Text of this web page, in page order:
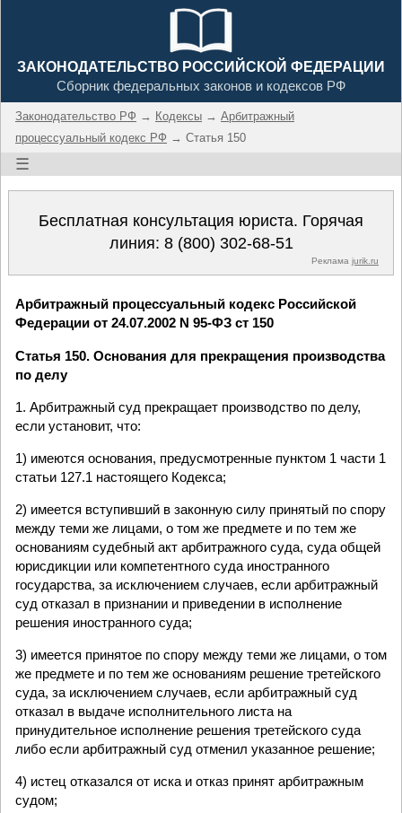
ЗАКОНОДАТЕЛЬСТВО РОССИЙСКОЙ ФЕДЕРАЦИИ
Сборник федеральных законов и кодексов РФ
Законодательство РФ → Кодексы → Арбитражный
процессуальный кодекс РФ → Статья 150
☰
Бесплатная консультация юриста. Горячая
линия: 8 (800) 302-68-51
Реклама jurik.ru
Арбитражный процессуальный кодекс Российской
Федерации от 24.07.2002 N 95-ФЗ ст 150
Статья 150. Основания для прекращения производства
по делу
1. Арбитражный суд прекращает производство по делу,
если установит, что:
1) имеются основания, предусмотренные пунктом 1 части 1
статьи 127.1 настоящего Кодекса;
2) имеется вступивший в законную силу принятый по спору
между теми же лицами, о том же предмете и по тем же
основаниям судебный акт арбитражного суда, суда общей
юрисдикции или компетентного суда иностранного
государства, за исключением случаев, если арбитражный
суд отказал в признании и приведении в исполнение
решения иностранного суда;
3) имеется принятое по спору между теми же лицами, о том
же предмете и по тем же основаниям решение третейского
суда, за исключением случаев, если арбитражный суд
отказал в выдаче исполнительного листа на
принудительное исполнение решения третейского суда
либо если арбитражный суд отменил указанное решение;
4) истец отказался от иска и отказ принят арбитражным
судом;